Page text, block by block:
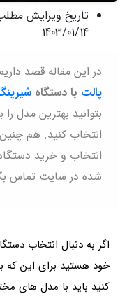
تاریخ ویرایش
1403/01/14
در این مقاله قصد
پالت با دستگاه
بتوانید بهترین مدل
انتخاب کنید. هم
انتخاب و خرید
شده در سایت تماس
اگر به دنبال انتخاب
خود هستید برای این که
کنید باید با مدل های